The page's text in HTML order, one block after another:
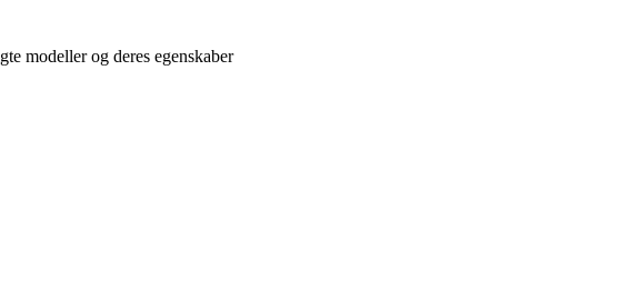
modeller og deres egenskaber